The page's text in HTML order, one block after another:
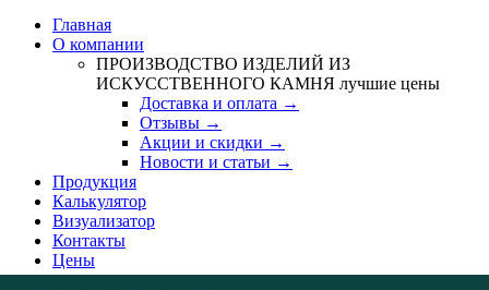
Главная
О компании
ПРОИЗВОДСТВО ИЗДЕЛИЙ ИЗ
ИСКУССТВЕННОГО КАМНЯ лучшие цены
Доставка и оплата →
Отзывы →
Акции и скидки →
Новости и статьи →
Продукция
Калькулятор
Визуализатор
Контакты
Цены